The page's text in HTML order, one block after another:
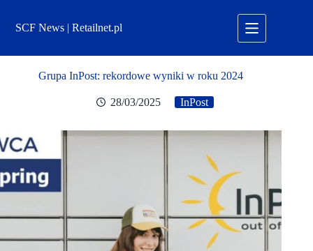
treściSCF News | Retailnet.pl
Grupa InPost: rekordowe wyniki w roku 2024
28/03/2025 InPost